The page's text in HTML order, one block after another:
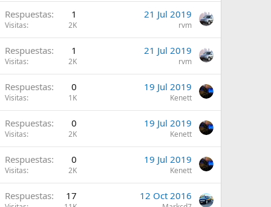
Respuestas 1
Visitas 2K
21 Jul 2019
rvm
Respuestas 1
Visitas 2K
21 Jul 2019
rvm
Respuestas 0
Visitas 1K
19 Jul 2019
Kenett
Respuestas 0
Visitas 2K
19 Jul 2019
Kenett
Respuestas 0
Visitas 2K
19 Jul 2019
Kenett
Respuestas 17 12 Oct 2016